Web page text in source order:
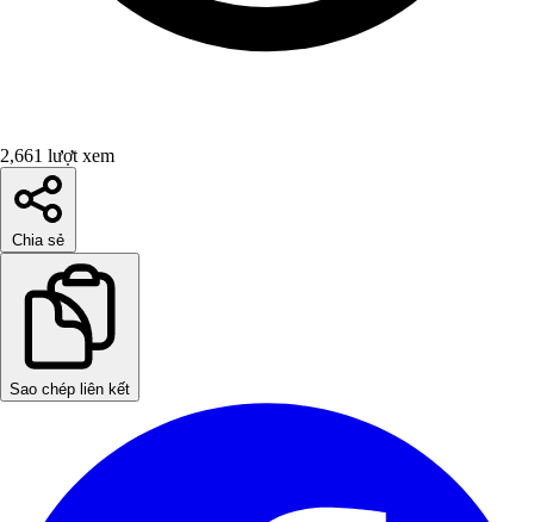
2,661 lượt xem
Chia sẻ
Sao chép liên kết